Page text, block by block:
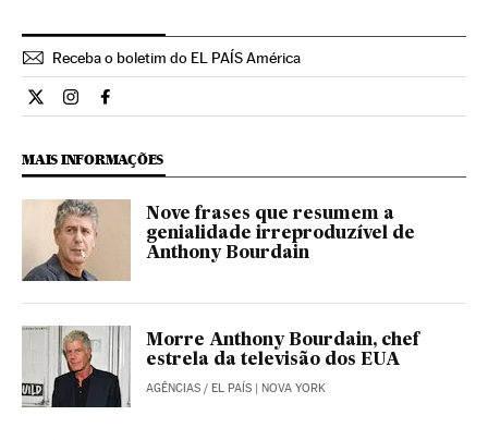
Receba o boletim do EL PAÍS América
Internacional El País Brasil en Twitter
Internacional El País Brasil en Instagram
Internacional El País Brasil en Facebook
MAIS INFORMAÇÕES
Nove frases que resumem a
genialidade irreproduzível de
Anthony Bourdain
Morre Anthony Bourdain, chef
estrela da televisão dos EUA
AGÊNCIAS / EL PAÍS | NOVA YORK